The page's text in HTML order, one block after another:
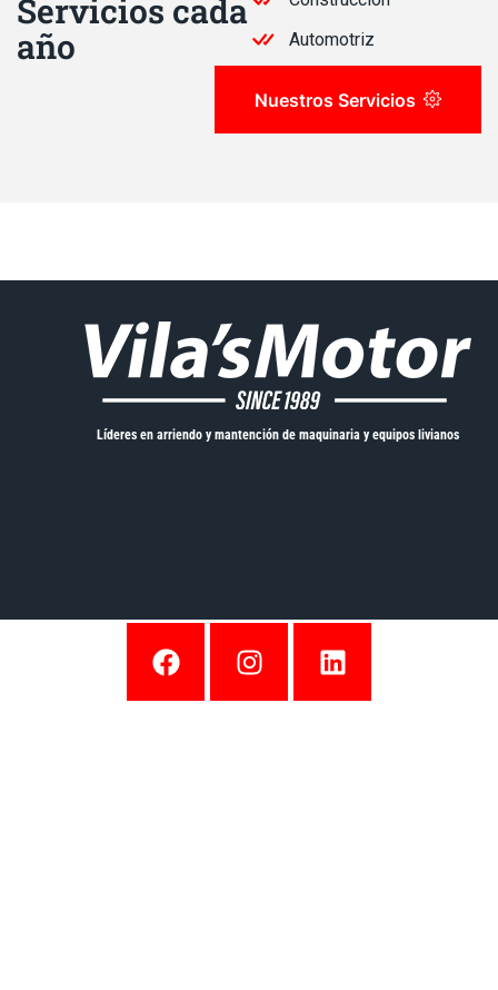
Servicios cada
año
Automotriz
Nuestros Servicios
Líderes en arriendo y mantención de maquinaria y equipos livianos